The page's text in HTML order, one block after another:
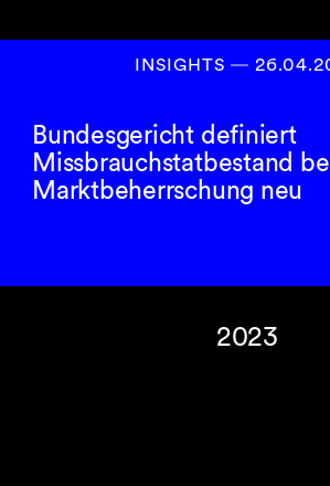
INSIGHTS―
Bundesgericht definiert
Missbrauchstatbestand
Marktbeherrschung neu
2023